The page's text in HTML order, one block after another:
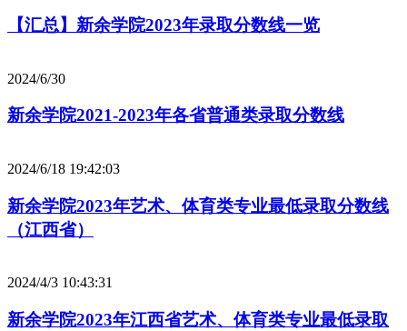
【汇总】新余学院2023年录取分数线一览
2024/6/30
新余学院2021-2023年各省普通类录取分数线
2024/6/18 19:42:03
新余学院2023年艺术、体育类专业最低录取分数线
（江西省）
2024/4/3 10:43:31
新余学院2023年江西省艺术、体育类专业最低录取